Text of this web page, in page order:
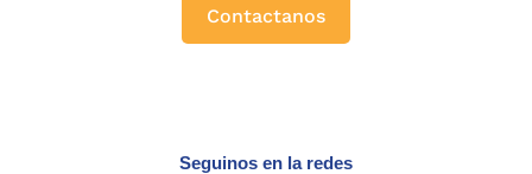
Contactanos
Seguinos en la redes